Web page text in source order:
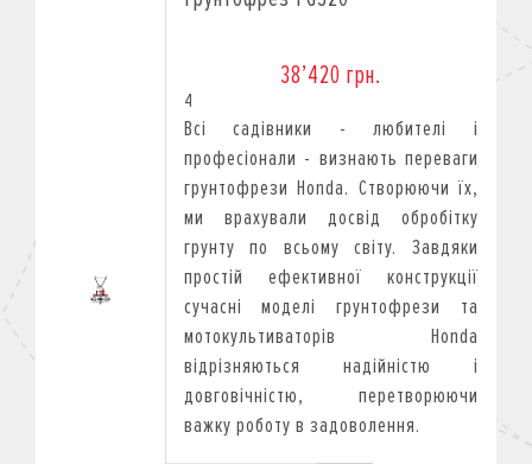
38’420 грн.
4
Всі садівники - любителі і
професіонали - визнають переваги
грунтофрези Honda. Створюючи їх,
ми врахували досвід обробітку
грунту по всьому світу. Завдяки
простій ефективної конструкції
сучасні моделі грунтофрези та
мотокультиваторів Honda
відрізняються надійністю і
довговічністю, перетворюючи
важку роботу в задоволення.